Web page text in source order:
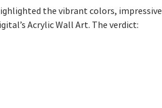
the vibrant colors, impressive
Acrylic Wall Art. The verdict: